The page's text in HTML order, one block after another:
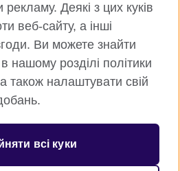
YouTube
рекламу. Деякі з цих куків
веб-сайту, а інші
Ви можете знайти
нашому розділі політики
також налаштувати свій
всі куки